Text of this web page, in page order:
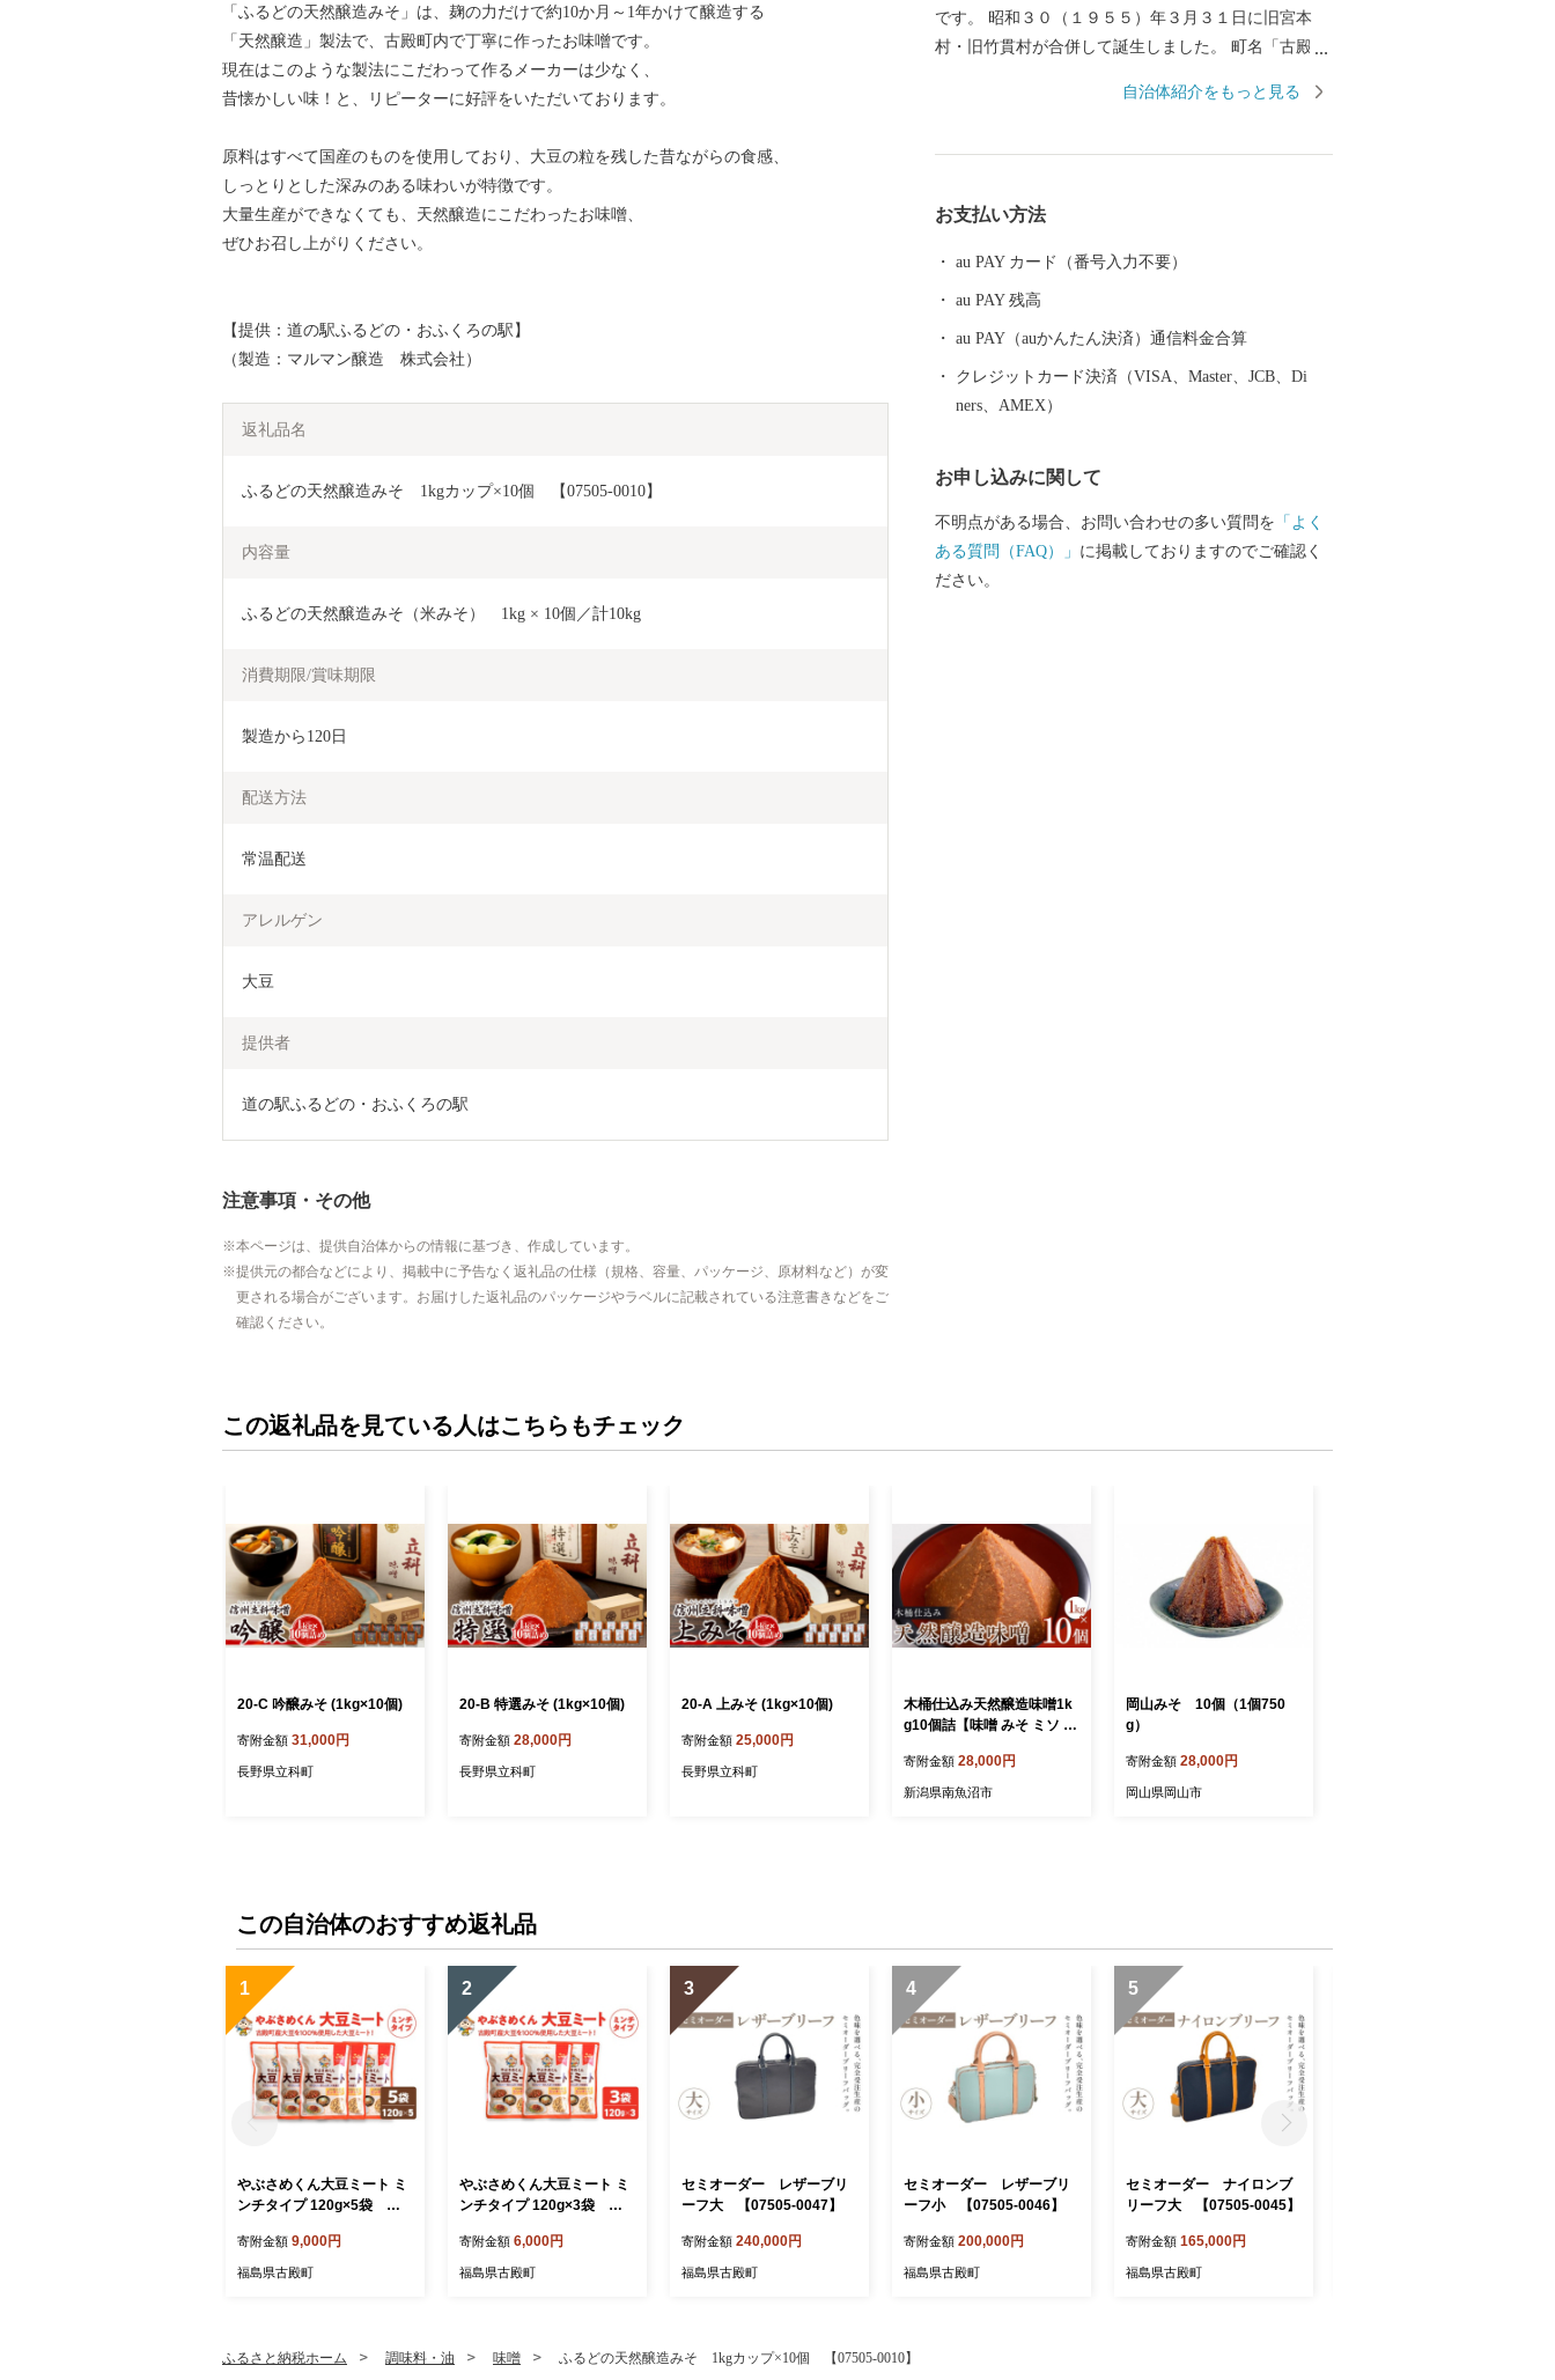
「ふるどの天然醸造みそ」は、麹の力だけで約10か月～1年かけて醸造する
「天然醸造」製法で、古殿町内で丁寧に作ったお味噌です。
現在はこのような製法にこだわって作るメーカーは少なく、
昔懐かしい味！と、リピーターに好評をいただいております。
原料はすべて国産のものを使用しており、大豆の粒を残した昔ながらの食感、
しっとりとした深みのある味わいが特徴です。
大量生産ができなくても、天然醸造にこだわったお味噌、
ぜひお召し上がりください。
【提供：道の駅ふるどの・おふくろの駅】
（製造：マルマン醸造 株式会社）
返礼品名
ふるどの天然醸造みそ　1kgカップ×10個　【07505-0010】
内容量
ふるどの天然醸造みそ（米みそ）　1kg × 10個／計10kg
消費期限/賞味期限
製造から120日
配送方法
常温配送
アレルゲン
大豆
提供者
道の駅ふるどの・おふくろの駅
注意事項・その他
本ページは、提供自治体からの情報に基づき、作成しています。
提供元の都合などにより、掲載中に予告なく返礼品の仕様（規格、容量、パッケージ、原材料など）が変
更される場合がございます。お届けした返礼品のパッケージやラベルに記載されている注意書きなどをご
確認ください。
です。 昭和３０（１９５５）年３月３１日に旧宮本
村・旧竹貫村が合併して誕生しました。 町名「古殿」
た際に古記殿を館としていたことから、この地を「古
る、古殿八幡神社例大祭で行われる伝統の神事「流鏑
馬」や、林野庁「森の巨人たち百選」に選出され、県
mもあるヤマザクラ「越代のサクラ」には、県内外か
らの多くの観光者が訪れます。
自治体紹介をもっと見る
お支払い方法
au PAY カード（番号入力不要）
au PAY 残高
au PAY（auかんたん決済）通信料金合算
クレジットカード決済（VISA、Master、JCB、Di
ners、AMEX）
お申し込みに関して
不明点がある場合、お問い合わせの多い質問を 「よく
ある質問（FAQ）」 に掲載しておりますのでご確認く
ださい。
この返礼品を見ている人はこちらもチェック
20-C 吟醸みそ (1kg×10個)
寄附金額 31,000円
長野県立科町
20-B 特選みそ (1kg×10個)
寄附金額 28,000円
長野県立科町
20-A 上みそ (1kg×10個)
寄附金額 25,000円
長野県立科町
木桶仕込み天然醸造味噌1k
g10個詰【味噌 みそ ミソ 木
成 保存食 小分け 食品】
寄附金額 28,000円
新潟県南魚沼市
岡山みそ 10個（1個750
g）
寄附金額 28,000円
岡山県岡山市
この自治体のおすすめ返礼品
1
やぶさめくん大豆ミート ミ
ンチタイプ 120g×5袋 【0
寄附金額 9,000円
福島県古殿町
2
やぶさめくん大豆ミート ミ
ンチタイプ 120g×3袋 【0
寄附金額 6,000円
福島県古殿町
3
セミオーダー レザーブリ
ーフ大 【07505-0047】
寄附金額 240,000円
福島県古殿町
4
セミオーダー レザーブリ
ーフ小 【07505-0046】
寄附金額 200,000円
福島県古殿町
5
セミオーダー ナイロンブ
リーフ大 【07505-0045】
寄附金額 165,000円
福島県古殿町
ふるさと納税ホーム 調味料・油 味噌 ふるどの天然醸造みそ 1kgカップ×10個 【07505-0010】